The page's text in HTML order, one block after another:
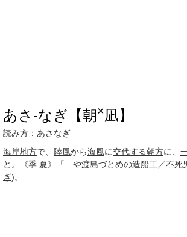
あさ‐なぎ【朝×凪】
読み方：あさなぎ
海岸地方で、 陸風から海風に交代する朝方に、
と。《季 夏》「―や渡島づとめの造船工／不死
ぎ)。